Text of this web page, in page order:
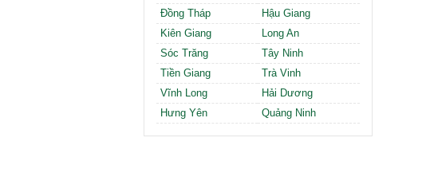
Đồng Tháp
Hậu Giang
Kiên Giang
Long An
Sóc Trăng
Tây Ninh
Tiền Giang
Trà Vinh
Vĩnh Long
Hải Dương
Hưng Yên
Quảng Ninh